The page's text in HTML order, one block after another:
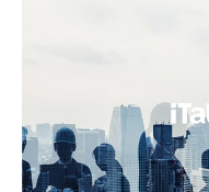
建筑装修